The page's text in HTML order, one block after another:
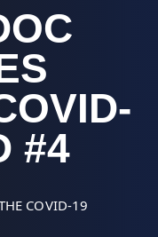
#4
COVID-19